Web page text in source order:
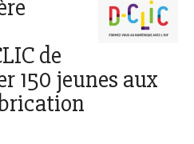
de
150 jeunes aux